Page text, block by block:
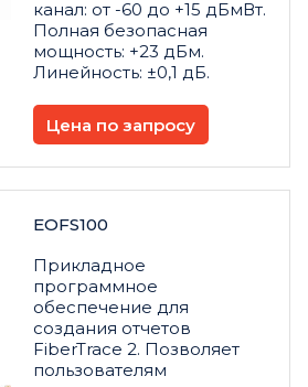
канал: от -60 до +15 дБмВт.
Полная безопасная
мощность: +23 дБм.
Линейность: ±0,1 дБ.
Цена по запросу
EOFS100
Прикладное
программное
обеспечение для
создания отчетов
FiberTrace 2. Позволяет
пользователям